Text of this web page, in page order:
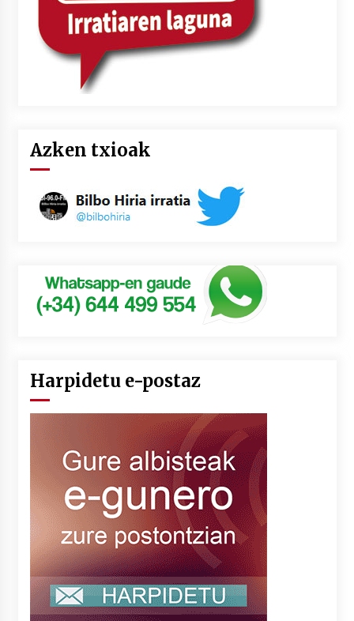
Azken txioak
Harpidetu e-postaz